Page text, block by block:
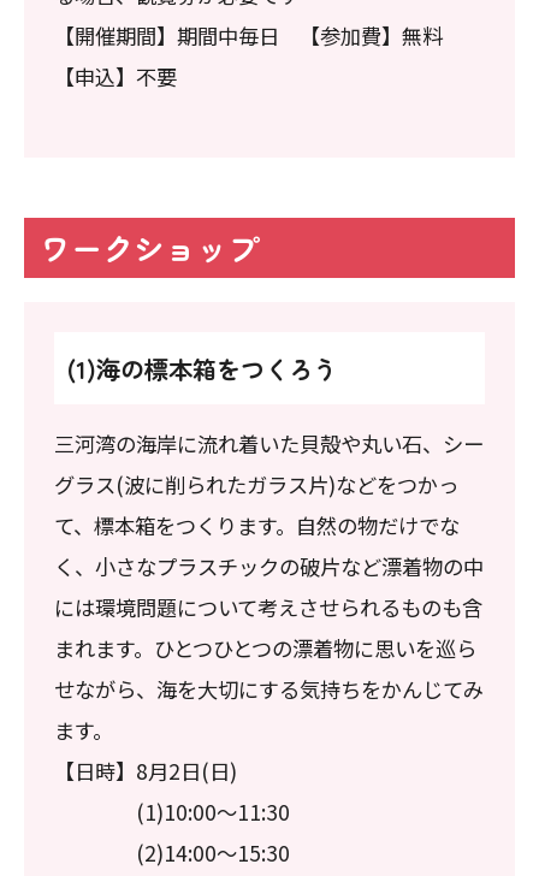
【開催期間】期間中毎日 【参加費】無料
【申込】不要
ワークショップ
(1)海の標本箱をつくろう
三河湾の海岸に流れ着いた貝殻や丸い石、シー
グラス(波に削られたガラス片)などをつかっ
て、標本箱をつくります。自然の物だけでな
く、小さなプラスチックの破片など漂着物の中
には環境問題について考えさせられるものも含
まれます。ひとつひとつの漂着物に思いを巡ら
せながら、海を大切にする気持ちをかんじてみ
ます。
【日時】8月2日(日)
(1)10:00～11:30
(2)14:00～15:30